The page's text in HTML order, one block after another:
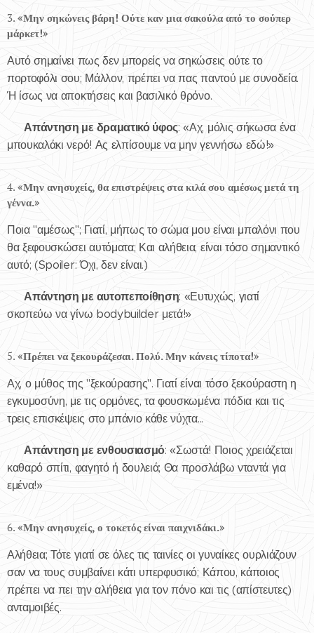
3. «Μην σηκώνεις βάρη! Ούτε καν μια σακούλα από το σούπερ
μάρκετ!»
Αυτό σημαίνει πως δεν μπορείς να σηκώσεις ούτε το
πορτοφόλι σου; Μάλλον, πρέπει να πας παντού με συνοδεία.
Ή ίσως να αποκτήσεις και βασιλικό θρόνο.
✅Απάντηση με δραματικό ύφος: «Αχ, μόλις σήκωσα ένα
μπουκαλάκι νερό! Ας ελπίσουμε να μην γεννήσω εδώ!»
4. «Μην ανησυχείς, θα επιστρέψεις στα κιλά σου αμέσως μετά τη
γέννα.»
Ποια "αμέσως"; Γιατί, μήπως το σώμα μου είναι μπαλόνι που
θα ξεφουσκώσει αυτόματα; Και αλήθεια, είναι τόσο σημαντικό
αυτό; (Spoiler: Όχι, δεν είναι.)
✅Απάντηση με αυτοπεποίθηση: «Ευτυχώς, γιατί
σκοπεύω να γίνω bodybuilder μετά!»
5. «Πρέπει να ξεκουράζεσαι. Πολύ. Μην κάνεις τίποτα!»
Αχ, ο μύθος της "ξεκούρασης". Γιατί είναι τόσο ξεκούραστη η
εγκυμοσύνη, με τις ορμόνες, τα φουσκωμένα πόδια και τις
τρεις επισκέψεις στο μπάνιο κάθε νύχτα...
✅Απάντηση με ενθουσιασμό: «Σωστά! Ποιος χρειάζεται
καθαρό σπίτι, φαγητό ή δουλειά; Θα προσλάβω νταντά για
εμένα!»
6. «Μην ανησυχείς, ο τοκετός είναι παιχνιδάκι.»
Αλήθεια; Τότε γιατί σε όλες τις ταινίες οι γυναίκες ουρλιάζουν
σαν να τους συμβαίνει κάτι υπερφυσικό; Κάπου, κάποιος
πρέπει να πει την αλήθεια για τον πόνο και τις (απίστευτες)
ανταμοιβές.